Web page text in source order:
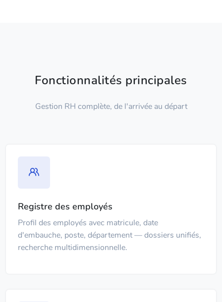
Fonctionnalités principales
Gestion RH complète, de l'arrivée au départ
Registre des employés
Profil des employés avec matricule, date
d'embauche, poste, département — dossiers unifiés,
recherche multidimensionnelle.